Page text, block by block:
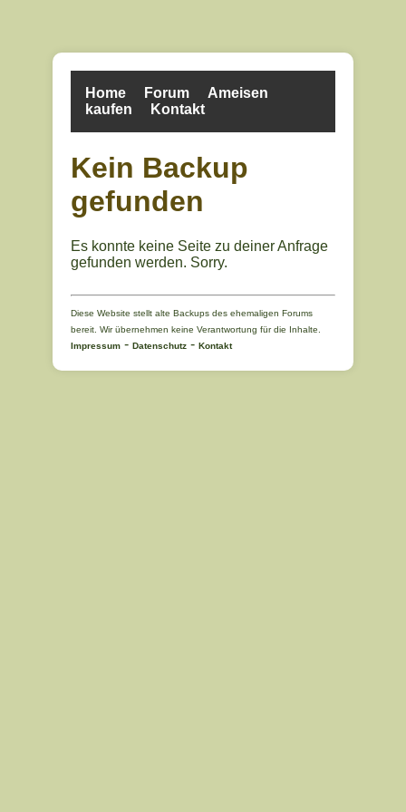
Home Forum
Ameisen
kaufen
Kontakt
Kein Backup
gefunden
Es konnte keine Seite zu deiner Anfrage
gefunden werden. Sorry.
Diese Website stellt alte Backups des ehemaligen Forums
bereit. Wir übernehmen keine Verantwortung für die Inhalte.
Impressum - Datenschutz - Kontakt